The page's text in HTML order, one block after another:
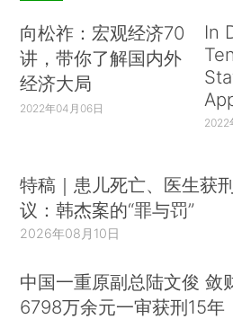
向松祚：宏观经济70
讲，带你了解国内外
经济大局
2022年04月06日
In
2022
特稿｜患儿死亡、医生获
议：韩杰案的“罪与罚”
2026年08月10日
中国一重原副总陆文俊 敛
6798万余元一审获刑15年